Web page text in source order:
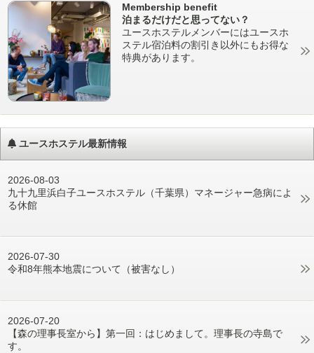
Membership benefit
泊まるだけだと思ってない？
ユースホステルメンバーにはユースホ
ステル宿泊料の割引き以外にもお得な
特典があります。
ユースホステル最新情報
2026-08-03
九十九里浜白子ユースホステル（千葉県）マネージャー急病によ
る休館
2026-07-30
令和8年熊本地震について（被害なし）
2026-07-20
【森の理事長室から】第一回：はじめまして。理事長の寺島で
す。